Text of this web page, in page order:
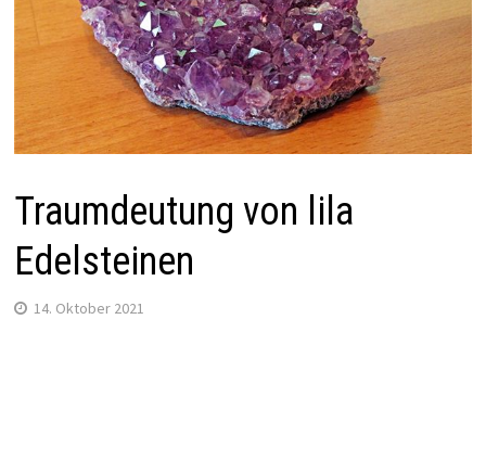
Traumdeutung von lila
Edelsteinen
14. Oktober 2021